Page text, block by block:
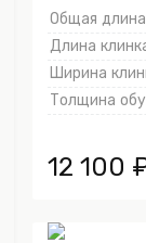
Общая
Длина
Ширина
Толщина
12 100